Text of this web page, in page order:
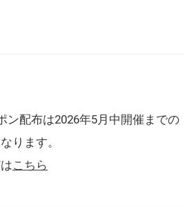
ン配布は2026年5月中開催までの
ります。
こちら